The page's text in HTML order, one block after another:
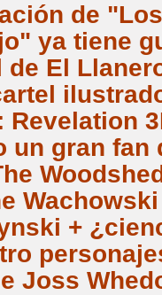
de
ya tiene
El
un gran fan
+
Joss